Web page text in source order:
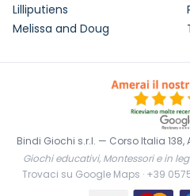
Lilliputiens
Melissa and Doug
Bindi Giochi s.r.l. — Corso Italia 138,
Giochi educativi, Montessori e in
Trovaci su Google Maps · +39